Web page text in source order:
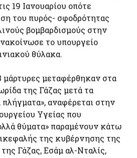
19 Ιανουαρίου οπότε
του πυρός- σφοδρότητας
βομβαρδισμούς στην
το υπουργείο
θύλακα.
μάρτυρες μεταφέρθηκαν στα
της Γάζας μετά τα
πλήγματα», αναφέρεται στην
Υγείας που
θύματα» παραμένουν κάτω
της κυβέρνησης της
Γάζας, Εσάμ αλ-Νταλίς,